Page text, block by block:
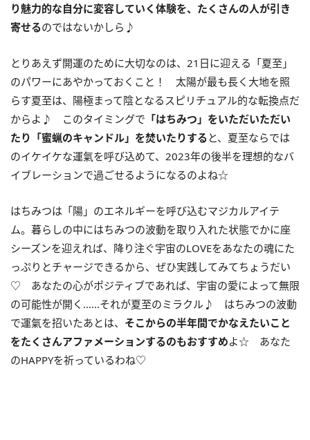
り魅力的な自分に変容していく体験を、たくさんの人が引き
寄せるのではないかしら♪
とりあえず開運のために大切なのは、 21 日に迎える「夏至」
のパワーにあやかっておくこと！ 太陽が最も長く大地を照
らす夏至は、陽極まって陰となるスピリチュアル的な転換点だ
からよ♪ このタイミングで 「はちみつ」をいただいただい
たり「蜜蝋のキャンドル」を焚いたりする と、夏至ならでは
のイケイケな運氣を呼び込めて、 2023年の後半を理想的なバ
イブレーションで過ごせるようになるのよね☆
はちみつは「陽」のエネルギーを呼び込むマジカルアイテ
ム。暮らしの中にはちみつの波動を取り入れた状態でかに座
シーズンを迎えれば、降り注ぐ宇宙のLOVEをあなたの魂にた
っぷりとチャージできるから、ぜひ実践してみてちょうだい
♡ あなたの心がポジティブであれば、宇宙の愛によって無限
の可能性が開く……それが夏至のミラクル♪ はちみつの波動
で運氣を招いたあとは、 そこからの半年間でかなえたいこと
をたくさんアファメーションするのもおすすめよ☆ あなた
のHAPPYを祈っているわね♡